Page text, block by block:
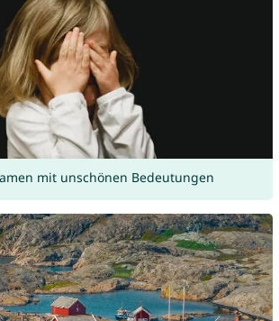
mit unschönen Bedeutungen